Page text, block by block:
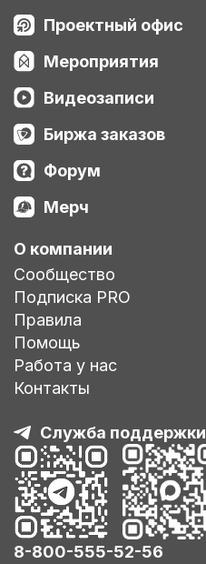
Проектный офис
Мероприятия
Видеозаписи
Биржа заказов
Форум
Мерч
О компании
Сообщество
Подписка PRO
Правила
Помощь
Работа у нас
Контакты
Служба поддержки
8-800-555-52-56